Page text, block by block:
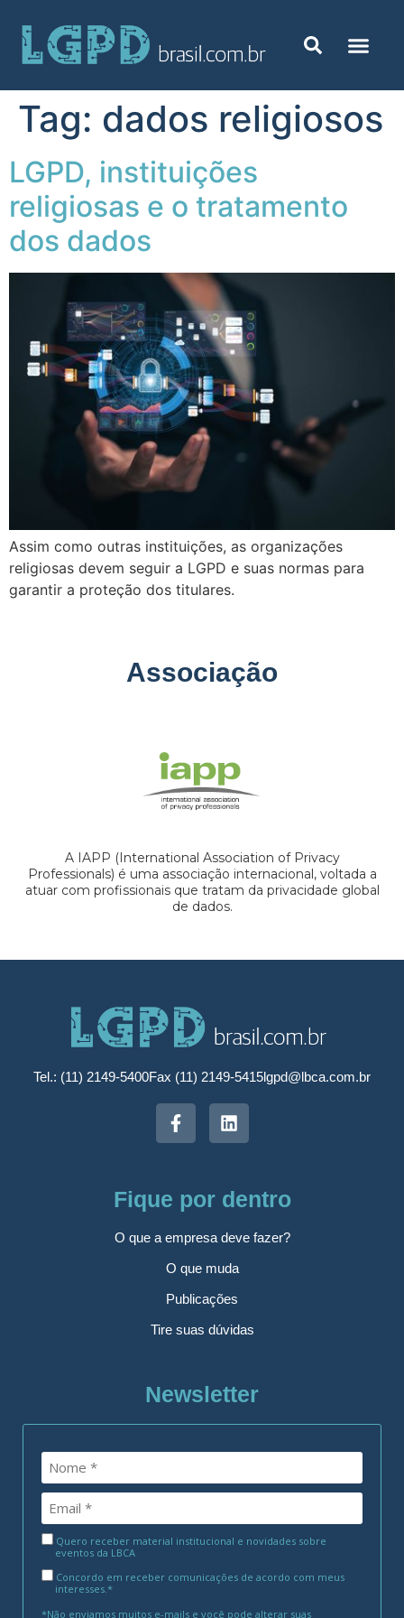
Tag: dados religiosos
LGPD, instituições
religiosas e o tratamento
dos dados
Assim como outras instituições, as organizações
religiosas devem seguir a LGPD e suas normas para
garantir a proteção dos titulares.
Associação
A IAPP (International Association of Privacy
Professionals) é uma associação internacional, voltada a
atuar com profissionais que tratam da privacidade global
de dados.
Tel.: (11) 2149-5400Fax (11) 2149-5415lgpd@lbca.com.br
Fique por dentro
O que a empresa deve fazer?
O que muda
Publicações
Tire suas dúvidas
Newsletter
Quero receber material institucional e novidades sobre
eventos da LBCA
Concordo em receber comunicações de acordo com meus
interesses.*
*Não enviamos muitos e-mails e você pode alterar suas